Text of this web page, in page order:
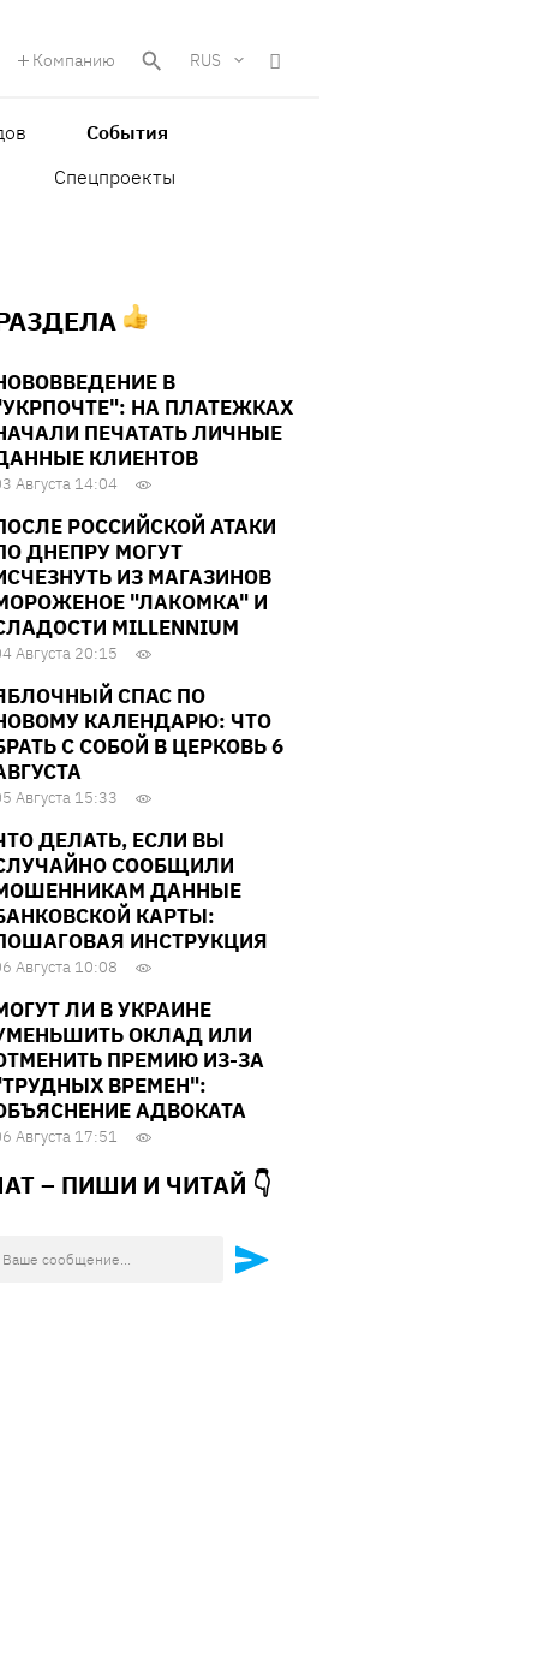
Компанию RUS
События
Спецпроекты
В
НА ПЛАТЕЖКАХ
ПЕЧАТАТЬ ЛИЧНЫЕ
КЛИЕНТОВ
Августа 14:04
РОССИЙСКОЙ АТАКИ
ДНЕПРУ МОГУТ
ИЗ МАГАЗИНОВ
"ЛАКОМКА" И
MILLENNIUM
Августа 20:15
СПАС ПО
КАЛЕНДАРЮ: ЧТО
С СОБОЙ В ЦЕРКОВЬ 6
Августа 15:33
ДЕЛАТЬ, ЕСЛИ ВЫ
СООБЩИЛИ
ДАННЫЕ
КАРТЫ:
ИНСТРУКЦИЯ
Августа 10:08
ЛИ В УКРАИНЕ
ОКЛАД ИЛИ
ПРЕМИЮ ИЗ-ЗА
ВРЕМЕН":
АДВОКАТА
Августа 17:51
– ПИШИ И ЧИТАЙ 👇